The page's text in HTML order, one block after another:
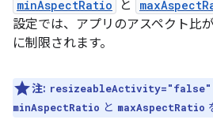
minAspectRatio と
設定では、アプリのアスペクト比
に制限されます。
注: resizeableActivity="false"
minAspectRatio と maxAspectRatio